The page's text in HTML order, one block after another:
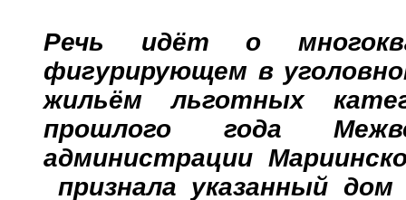
Речь идёт о
фигурирующем в
жильём льготных
прошлого года
администрации
признала указанный